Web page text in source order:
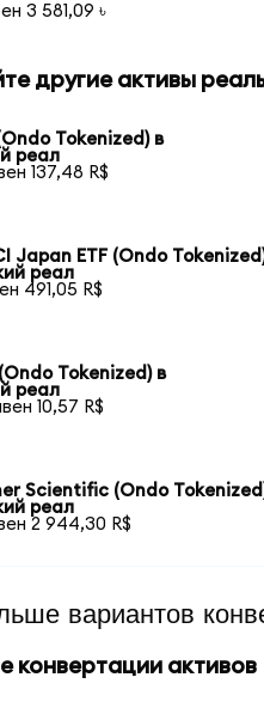
3 581,09 ৳
другие активы
Tokenized) в
реал
137,48 R$
Japan ETF (Ondo
реал
491,05 R$
Tokenized) в
реал
10,57 R$
Scientific (Ondo
реал
2 944,30 R$
вариантов
конвертации активов